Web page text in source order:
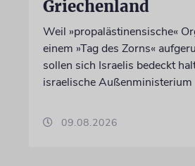
Griechenland
Weil »propalästinensische«
einem »Tag des Zorns«
sollen sich Israelis bedeckt
israelische Außenministerium
09.08.2026